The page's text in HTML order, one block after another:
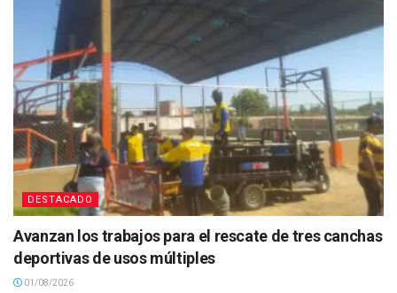
DESTACADO
Avanzan los trabajos para el rescate de tres canchas
deportivas de usos múltiples
01/08/2026